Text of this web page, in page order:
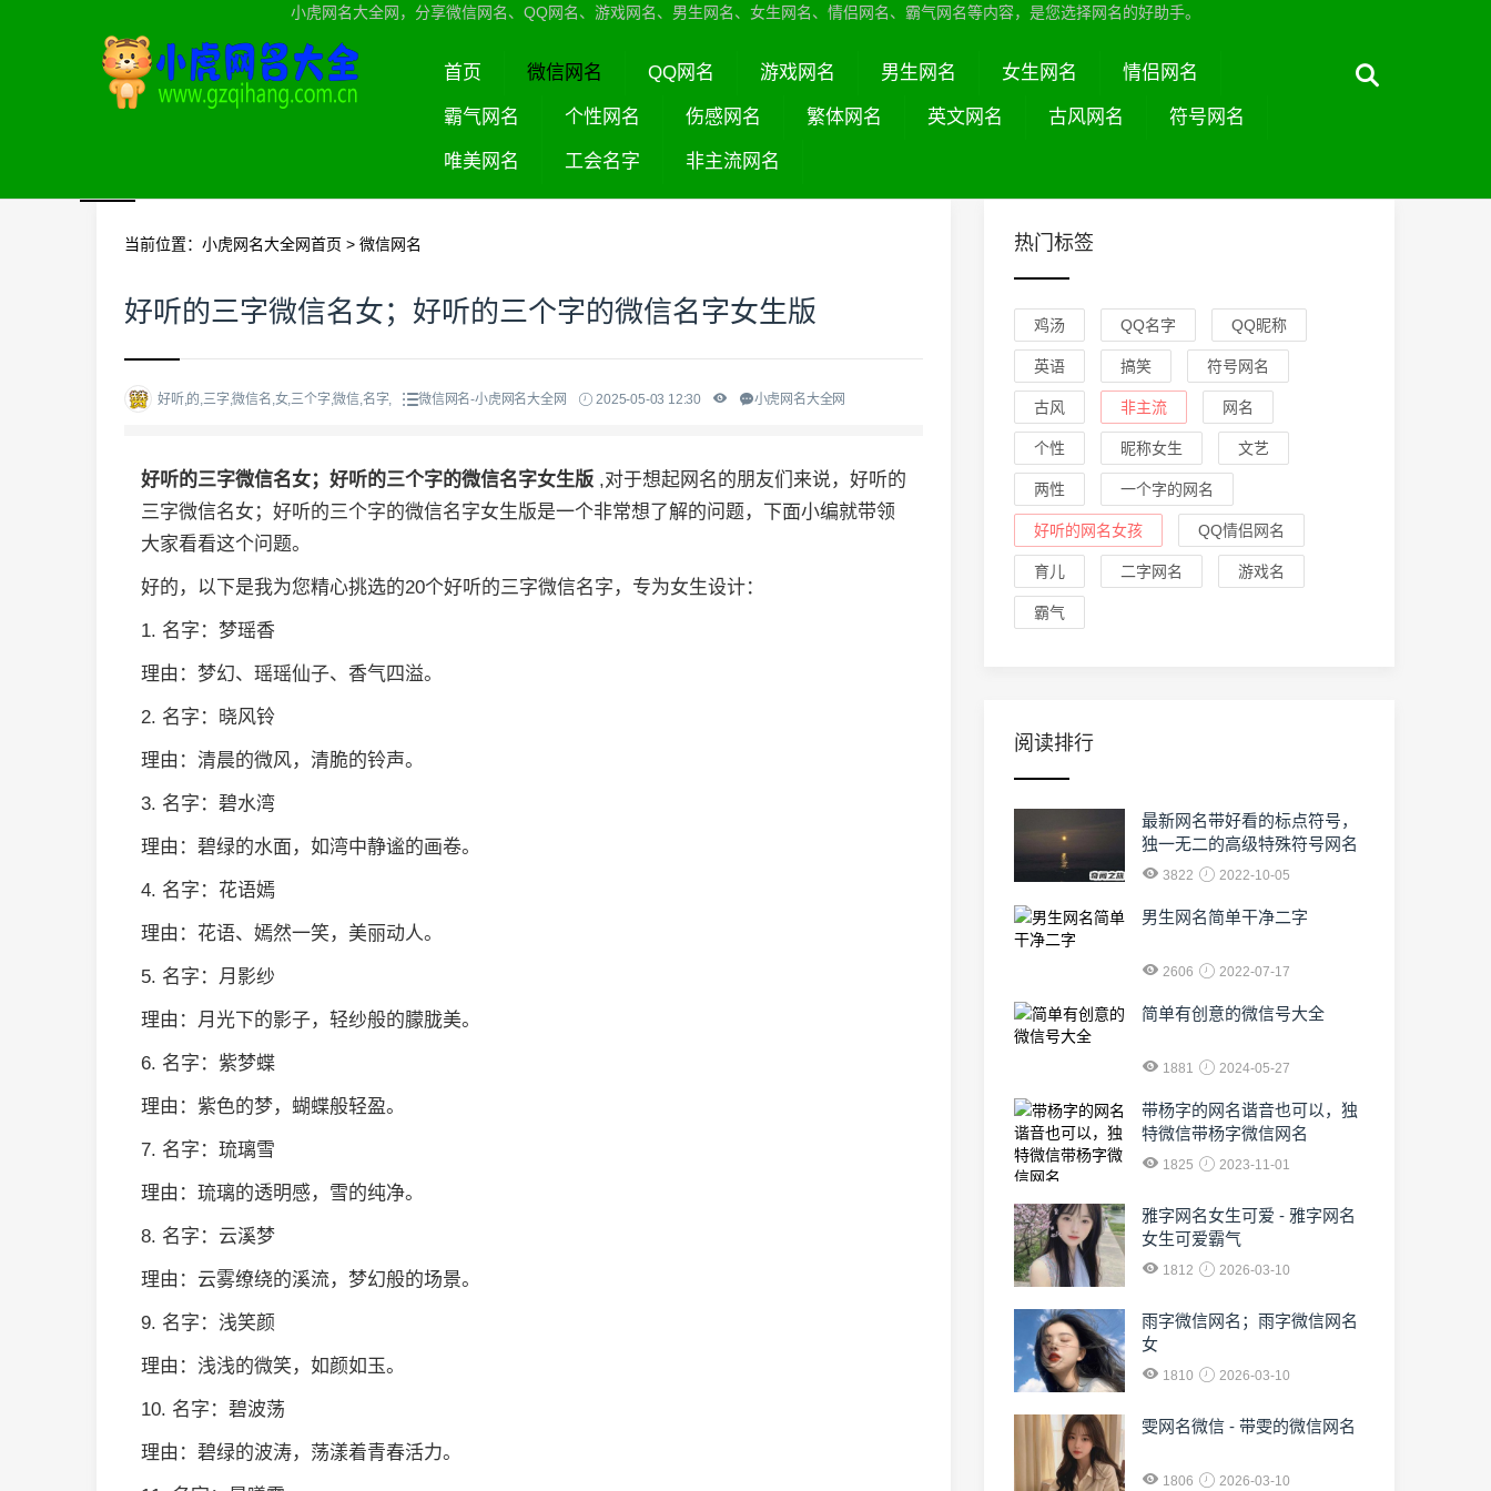
小虎网名大全网，分享微信网名、QQ网名、游戏网名、男生网名、女生网名、情侣网名、霸气网名等内容，是您选择网名的好助手。
首页 微信网名 QQ网名 游戏网名 男生网名 女生网名 情侣网名
霸气网名 个性网名 伤感网名 繁体网名 英文网名 古风网名 符号网名
唯美网名 工会名字 非主流网名
当前位置： 小虎网名大全网首页 > 微信网名
好听的三字微信名女；好听的三个字的微信名字女生版
好听,的,三字,微信名,女,三个字,微信,名字, 微信网名-小虎网名大全网 2025-05-03 12:30 小虎网名大全网
好听的三字微信名女；好听的三个字的微信名字女生版 ,对于想起网名的朋友们来说，好听的
三字微信名女；好听的三个字的微信名字女生版是一个非常想了解的问题，下面小编就带领
大家看看这个问题。
好的，以下是我为您精心挑选的20个好听的三字微信名字，专为女生设计：
1. 名字：梦瑶香
理由：梦幻、瑶瑶仙子、香气四溢。
2. 名字：晓风铃
理由：清晨的微风，清脆的铃声。
3. 名字：碧水湾
理由：碧绿的水面，如湾中静谧的画卷。
4. 名字：花语嫣
理由：花语、嫣然一笑，美丽动人。
5. 名字：月影纱
理由：月光下的影子，轻纱般的朦胧美。
6. 名字：紫梦蝶
理由：紫色的梦，蝴蝶般轻盈。
7. 名字：琉璃雪
理由：琉璃的透明感，雪的纯净。
8. 名字：云溪梦
理由：云雾缭绕的溪流，梦幻般的场景。
9. 名字：浅笑颜
理由：浅浅的微笑，如颜如玉。
10. 名字：碧波荡
理由：碧绿的波涛，荡漾着青春活力。
热门标签
鸡汤 QQ名字 QQ昵称
英语 搞笑 符号网名
古风 非主流 网名
个性 昵称女生 文艺
两性 一个字的网名
好听的网名女孩 QQ情侣网名
育儿 二字网名 游戏名
霸气
阅读排行
最新网名带好看的标点符号，
独一无二的高级特殊符号网名
3822 2022-10-05
男生网名简单干净二字
2606 2022-07-17
简单有创意的微信号大全
1881 2024-05-27
​带杨字的网名谐音也可以，独
特微信带杨字微信网名
1825 2023-11-01
雅字网名女生可爱 - 雅字网名
女生可爱霸气
1812 2026-03-10
雨字微信网名；雨字微信网名
女
1810 2026-03-10
雯网名微信 - 带雯的微信网名
1806 2026-03-10